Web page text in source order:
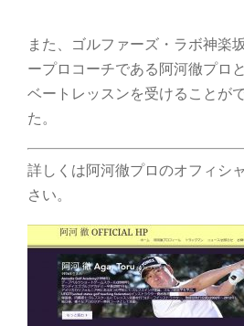
また、ゴルファーズ・ラボ神楽
ープロコーチである阿河徹プロ
ベートレッスンを受けることが
た。
詳しくは阿河徹プロのオフィシ
さい。